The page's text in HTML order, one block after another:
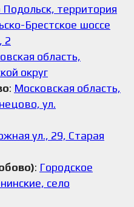
территория
Брестское шоссе
2
область,
округ
: Московская область,
ул.
ул., 29, Старая
: Городское
село